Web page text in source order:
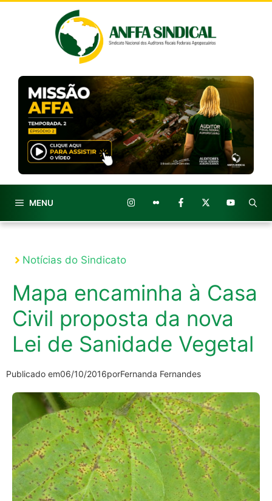
MENU
Notícias do Sindicato
Mapa encaminha à Casa
Civil proposta da nova
Lei de Sanidade Vegetal
Publicado em06/10/2016porFernanda Fernandes